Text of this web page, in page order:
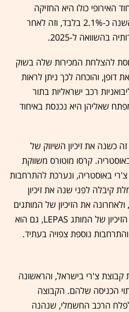
באיחוד האירופי כולו היא החזיקה
במחצית הראשונה של השנה כ-2.1% בלבד, וזה לאחר
בהשוואה ל-2025.
להצלחת המכירות שלה בשוק
דופן, והוכחה לכך ניתן לראות
רכב ישראליות בתור
שאליהן היא נכנסת באיחוד
כשנה את זיכיון השיווק של
קרסו מוטורס משווקת
באוסטריה, ונערכת להתרחבות
קיבלה לפני שנה את זיכיון
את הזיכיון של המותגים
צ'רי ו-ICAR בשווייץ, ואת הזיכיון של המותג LEPAS, גם הוא
והתרחבות נוספת צפויה בעתיד.
קבוצת צ'רי בישראל, והראשונה
הכניסה שלהם. הקבוצה
הרכב החשמלי, שנהנה